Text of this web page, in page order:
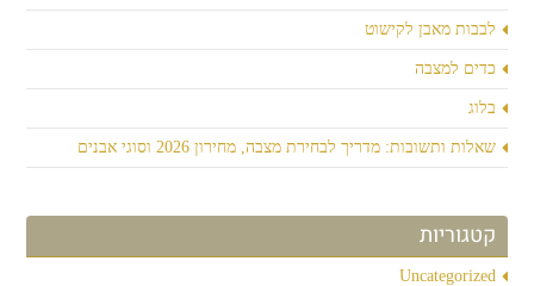
לבבות מאבן לקישוט
כדים למצבה
בלוג
שאלות ותשובות: מדריך לבחירת מצבה, מחירון 2026 וסוגי אבנים
קטגוריות
Uncategorized